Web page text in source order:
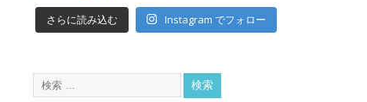
さらに読み込む Instagram でフォロー